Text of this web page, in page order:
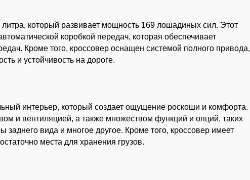
который развивает мощность 169 лошадиных сил. Этот
коробкой передач, которая обеспечивает
Кроме того, кроссовер оснащен системой полного привода,
и устойчивость на дороге.
интерьер, который создает ощущение роскоши и комфорта.
и вентиляцией, а также множеством функций и опций, таких
заднего вида и многое другое. Кроме того, кроссовер имеет
места для хранения грузов.